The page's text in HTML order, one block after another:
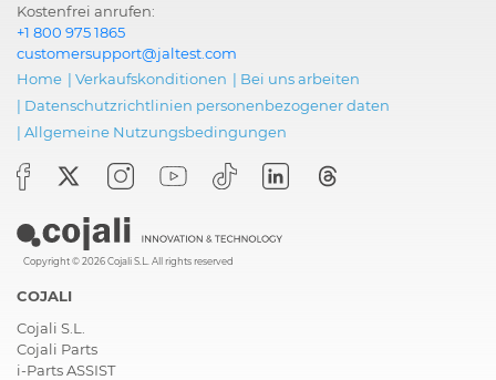
Kostenfrei anrufen:
+1 800 975 1865
customersupport@jaltest.com
Home | Verkaufskonditionen | Bei uns arbeiten
| Datenschutzrichtlinien personenbezogener daten
| Allgemeine Nutzungsbedingungen
Copyright © 2026 Cojali S.L. All rights reserved
COJALI
Cojali S.L.
Cojali Parts
i-Parts ASSIST